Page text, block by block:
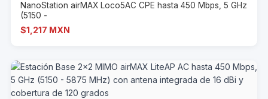
NanoStation airMAX Loco5AC CPE hasta 450 Mbps, 5 GHz
(5150 -
$1,217 MXN